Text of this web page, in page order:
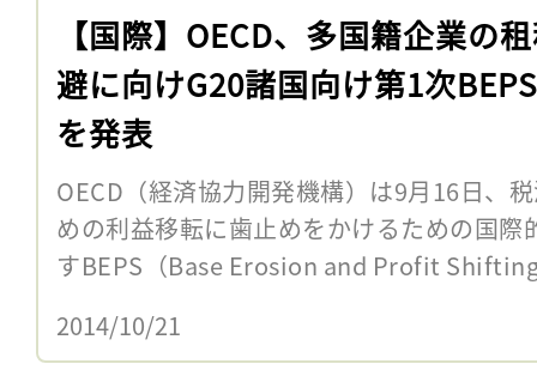
【国際】OECD、多国籍企業の
避に向けG20諸国向け第1次
を発表
OECD（経済協力開発機構）は9月16日、
めの利益移転に歯止めをかけるための国
すBEPS（Base Erosion and Profit
2014/10/21